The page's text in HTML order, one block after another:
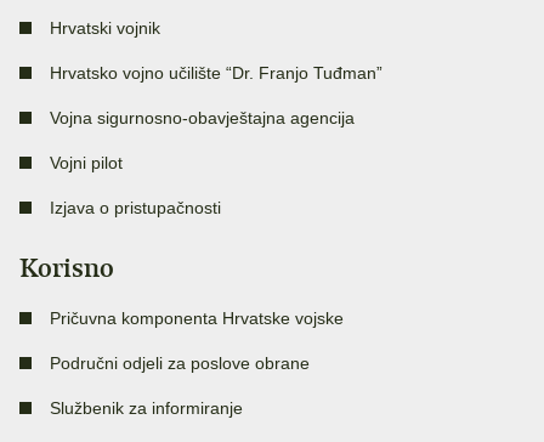
Hrvatski vojnik
Hrvatsko vojno učilište “Dr. Franjo Tuđman”
Vojna sigurnosno-obavještajna agencija
Vojni pilot
Izjava o pristupačnosti
Korisno
Pričuvna komponenta Hrvatske vojske
Područni odjeli za poslove obrane
Službenik za informiranje